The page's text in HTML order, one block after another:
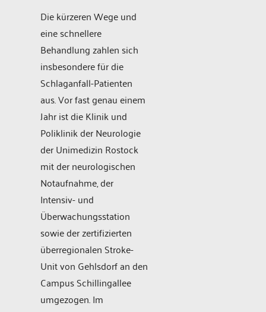
Die kürzeren Wege und
eine schnellere
Behandlung zahlen sich
insbesondere für die
Schlaganfall-Patienten
aus. Vor fast genau einem
Jahr ist die Klinik und
Poliklinik der Neurologie
der Unimedizin Rostock
mit der neurologischen
Notaufnahme, der
Intensiv- und
Überwachungsstation
sowie der zertifizierten
überregionalen Stroke-
Unit von Gehlsdorf an den
Campus Schillingallee
umgezogen. Im